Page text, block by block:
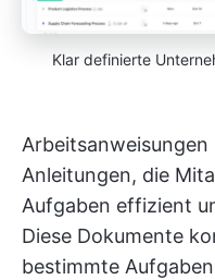
Klar definierte
Anleitungen, die
Aufgaben effizient
Diese Dokumente
bestimmte